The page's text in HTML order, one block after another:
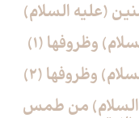
السلام) من طمس